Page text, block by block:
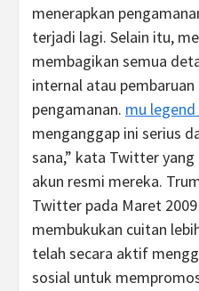
menerapkan
terjadi lagi. Selain itu,
membagikan semua
internal atau
pengamanan. mu legend
menganggap ini serius
sana,” kata Twitter
akun resmi mereka.
Twitter pada Maret
membukukan cuitan
telah secara aktif
sosial untuk